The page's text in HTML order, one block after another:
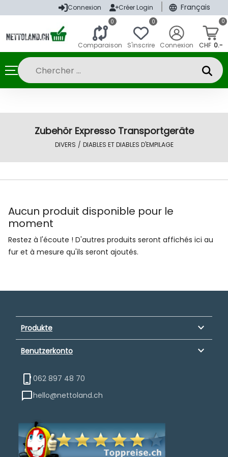
Connexion Créer Login Français
0
Comparaison
0
S'inscrire Connexion
0
CHF 0.-
Zubehör Expresso Transportgeräte
DIVERS / DIABLES ET DIABLES D'EMPILAGE
Aucun produit disponible pour le
moment
Restez à l'écoute ! D'autres produits seront affichés ici au
fur et à mesure qu'ils seront ajoutés.
Produkte keyboard_arrow_down
Benutzerkonto keyboard_arrow_down
062 897 48 70
hello@nettoland.ch